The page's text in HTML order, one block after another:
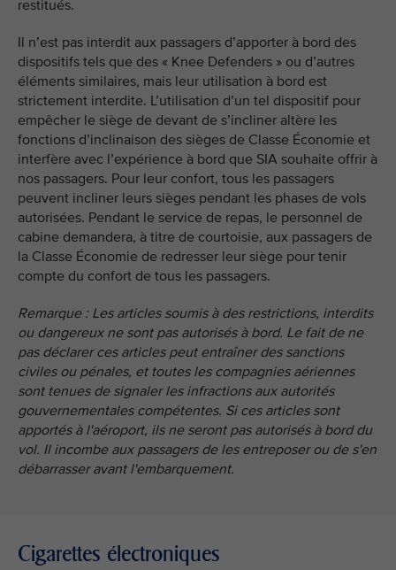
restitués.
Il n’est pas interdit aux passagers d’apporter à bord des
dispositifs tels que des « Knee Defenders » ou d’autres
éléments similaires, mais leur utilisation à bord est
strictement interdite. L’utilisation d’un tel dispositif pour
empêcher le siège de devant de s’incliner altère les
fonctions d’inclinaison des sièges de Classe Économie et
interfère avec l’expérience à bord que SIA souhaite offrir à
nos passagers. Pour leur confort, tous les passagers
peuvent incliner leurs sièges pendant les phases de vols
autorisées. Pendant le service de repas, le personnel de
cabine demandera, à titre de courtoisie, aux passagers de
la Classe Économie de redresser leur siège pour tenir
compte du confort de tous les passagers.
Remarque : Les articles soumis à des restrictions, interdits
ou dangereux ne sont pas autorisés à bord. Le fait de ne
pas déclarer ces articles peut entraîner des sanctions
civiles ou pénales, et toutes les compagnies aériennes
sont tenues de signaler les infractions aux autorités
gouvernementales compétentes. Si ces articles sont
apportés à l'aéroport, ils ne seront pas autorisés à bord du
vol. Il incombe aux passagers de les entreposer ou de s'en
débarrasser avant l'embarquement.
Cigarettes électroniques